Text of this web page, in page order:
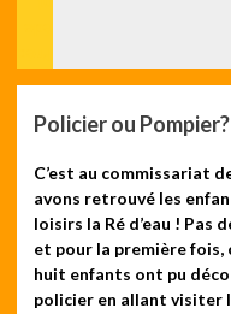
Policier ou Pompier?
C’est au commissariat
avons retrouvé les
loisirs la Ré d’eau ! Pas
et pour la première fois,
huit enfants ont pu
policier en allant visiter